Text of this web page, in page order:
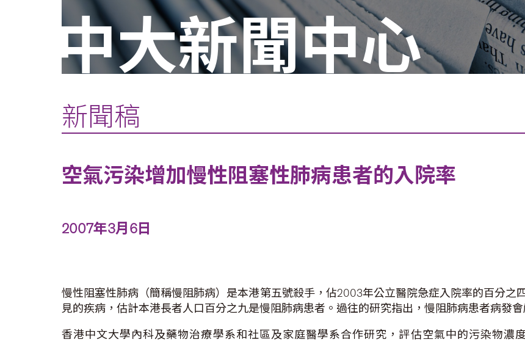
中大新聞中心
新聞稿
空氣污染增加慢性阻塞性肺病患者的入院率
2007年3月6日
慢性阻塞性肺病（簡稱慢阻肺病）是本港第五號殺手，佔2003年公立醫院急症入院率的百分之
見的疾病，估計本港長者人口百分之九是慢阻肺病患者。過往的研究指出，慢阻肺病患者病發
香港中文大學內科及藥物治療學系和社區及家庭醫學系合作研究，評估空氣中的污染物濃